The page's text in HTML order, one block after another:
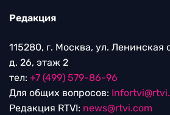
Редакция
115280, г. Москва, ул. Ленинская
д. 26, этаж 2
тел: +7 (499) 579-86-96
Для общих вопросов:
Редакция RTVI: news@rtvi.com